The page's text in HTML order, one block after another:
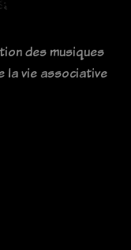
des musiques
la vie associative